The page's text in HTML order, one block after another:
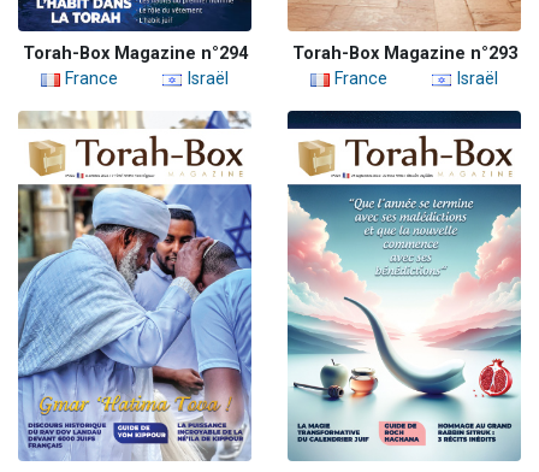
Torah-Box Magazine n°294
France
Israël
Torah-Box Magazine n°293
France
Israël